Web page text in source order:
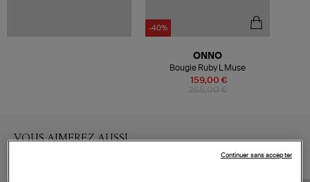
-40%
159,00 €
ONNO
Bougie Ruby L Muse
VOUS AIMEREZ AUSSI
Continuer sans accepter